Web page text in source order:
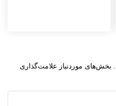
بخش‌های موردنیاز علامت‌گذاری